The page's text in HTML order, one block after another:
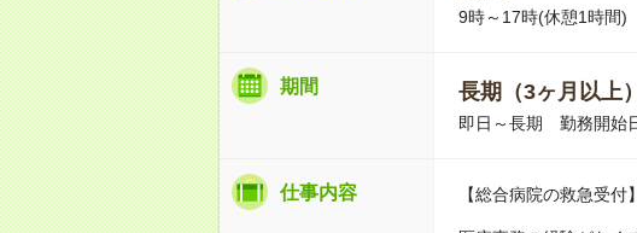
9時～17時(休憩1時間)
期間 長期（3ヶ月以上）
即日～長期 勤務開始
仕事内容 【総合病院の救急受付】